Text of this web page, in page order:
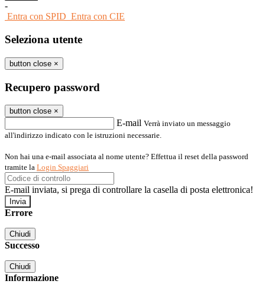
-
Entra con SPID Entra con CIE
Seleziona utente
button close ×
Recupero password
button close ×
E-mail Verrà inviato un messaggio
all'indirizzo indicato con le istruzioni necessarie.
Non hai una e-mail associata al nome utente? Effettua il reset della password
tramite la Login Spaggiari
E-mail inviata, si prega di controllare la casella di posta elettronica!
Errore
Chiudi
Successo
Chiudi
Informazione